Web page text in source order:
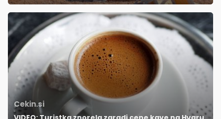
Cekin.si